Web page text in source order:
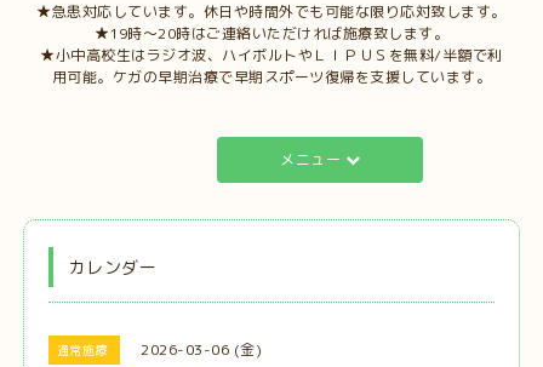
★急患対応しています。休日や時間外でも可能な限り応対致します。
★19時～20時はご連絡いただければ施療致します。
★小中高校生はラジオ波、ハイボルトやＬＩＰＵＳを無料/半額で利
用可能。ケガの早期治療で早期スポーツ復帰を支援しています。
メニュー
カレンダー
通常施療 2026-03-06 (金)